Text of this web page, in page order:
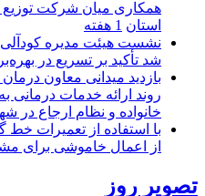
همكاری میان شركت توزیع
استان 1 هفته
نشست هیئت مدیره
شد تأکید بر تسریع در
بازدید میدانی معاون
روند ارائه خدمات درمانی
خانواده و نظام ارجاع در
از اعمال خاموشی برای
تصویر روز